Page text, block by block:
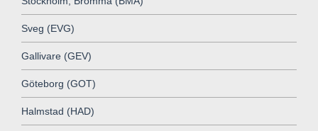
Sveg (EVG)
Gallivare (GEV)
Göteborg (GOT)
Halmstad (HAD)